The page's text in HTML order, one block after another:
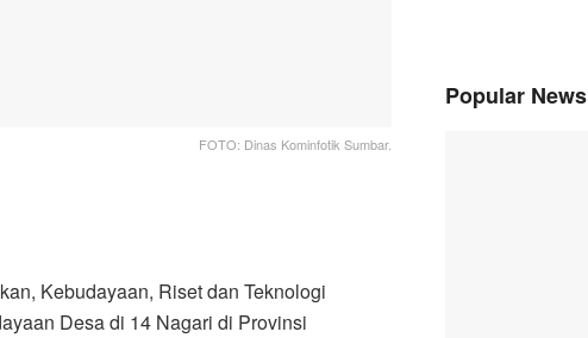
FOTO: Dinas Kominfotik Sumbar.
Kebudayaan, Riset dan Teknologi
Desa di 14 Nagari di Provinsi
Popular News